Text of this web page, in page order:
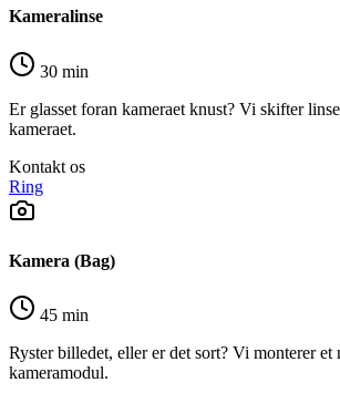
Kameralinse
30 min
Er glasset foran kameraet knust? Vi skifter
kameraet.
Kontakt os
Ring
Kamera (Bag)
45 min
Ryster billedet, eller er det sort? Vi monterer
kameramodul.